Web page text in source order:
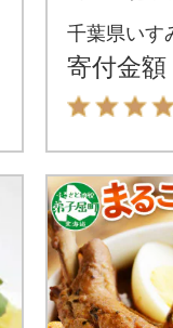
列がで
「もう
ーフ」
千葉県いす
寄付金額